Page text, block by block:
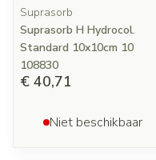
Suprasorb
Suprasorb H Hydrocol.
Standard 10x10cm 10
108830
€ 40,71
Niet beschikbaar